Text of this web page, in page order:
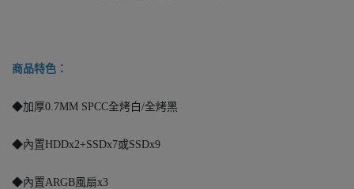
商品特色：
◆加厚0.7MM SPCC全烤白/全烤黑
◆內置HDDx2+SSDx7或SSDx9
◆內置ARGB風扇x3